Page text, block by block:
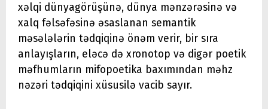
xəlqi dünyagörüşünə, dünya mənzərəsinə və
xalq fəlsəfəsinə əsaslanan semantik
məsələlərin tədqiqinə önəm verir, bir sıra
anlayışların, eləcə də xronotop və digər poetik
məfhumların mifopoetika baxımından məhz
nəzəri tədqiqini xüsusilə vacib sayır.